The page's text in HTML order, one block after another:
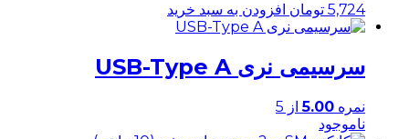
5,724 تومان افزودن به سبد خرید
سرسیمی نری USB-Type A
نمره 5.00از 5
ناموجود